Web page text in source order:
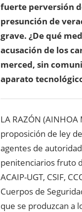
fuerte perversión
presunción de
grave. ¿De qué
acusación de los
merced, sin
aparato
LA RAZÓN
proposición de ley
agentes de
penitenciarios fruto
ACAIP-UGT, CSIF,
Cuerpos de
que se produzcan a